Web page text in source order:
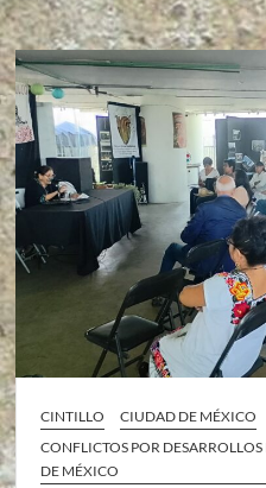
CINTILLO
CIUDAD DE MÉXICO
CONFLICTOS POR
DE MÉXICO